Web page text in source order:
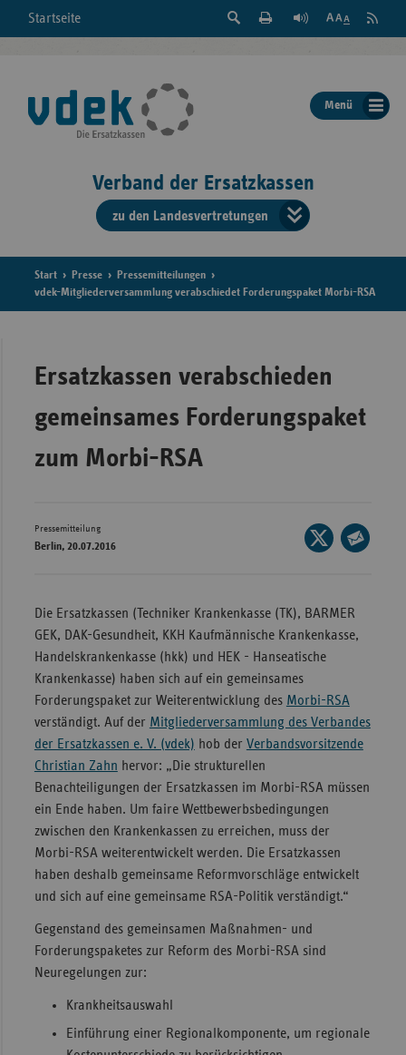
Startseite
Suche
der
Seite
Feed
Menü
Verband der Ersatzkassen
zu den Landesvertretungen
der
Start Presse
Pressemitteilungen
vdek-Mitgliederversammlung verabschiedet Forderungspaket Morbi-RSA
Ersatzkassen verabschieden
gemeinsames Forderungspaket
zum Morbi-RSA
Pressemitteilung
Berlin, 20.07.2016
Seite
auf
Die Ersatzkassen (Techniker Krankenkasse (TK), BARMER
GEK, DAK-Gesundheit, KKH Kaufmännische Krankenkasse,
Handelskrankenkasse (hkk) und HEK - Hanseatische
Krankenkasse) haben sich auf ein gemeinsames
Forderungspaket zur Weiterentwicklung des Morbi-RSA
verständigt. Auf der Mitgliederversammlung des Verbandes
der Ersatzkassen e. V. (vdek) hob der Verbandsvorsitzende
Christian Zahn hervor: „Die strukturellen
Benachteiligungen der Ersatzkassen im Morbi-RSA müssen
ein Ende haben. Um faire Wettbewerbsbedingungen
zwischen den Krankenkassen zu erreichen, muss der
Morbi-RSA weiterentwickelt werden. Die Ersatzkassen
haben deshalb gemeinsame Reformvorschläge entwickelt
und sich auf eine gemeinsame RSA-Politik verständigt.“
Gegenstand des gemeinsamen Maßnahmen- und
Forderungspaketes zur Reform des Morbi-RSA sind
Neuregelungen zur:
Krankheitsauswahl
Einführung einer Regionalkomponente, um regionale